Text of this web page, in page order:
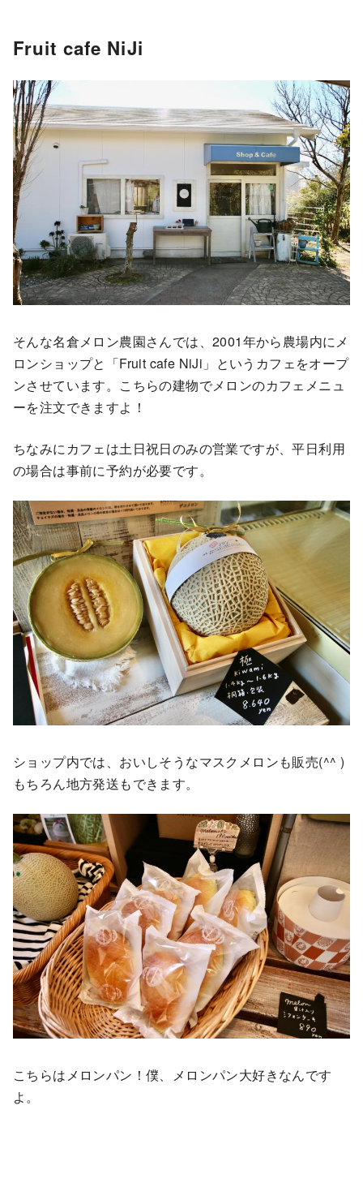
Fruit cafe NiJi
そんな名倉メロン農園さんでは、2001年から農場内にメ
ロンショップと「Fruit cafe NiJi」というカフェをオープ
ンさせています。こちらの建物でメロンのカフェメニュ
ーを注文できますよ！
ちなみにカフェは土日祝日のみの営業ですが、平日利用
の場合は事前に予約が必要です。
ショップ内では、おいしそうなマスクメロンも販売(^^ )
もちろん地方発送もできます。
こちらはメロンパン！僕、メロンパン大好きなんです
よ。